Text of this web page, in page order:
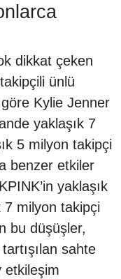
dikkat çeken
ünlü
Kylie Jenner
yaklaşık 7
5 milyon takipçi
benzer etkiler
yaklaşık
7 milyon takipçi
bu düşüşler,
sahte
etkileşim